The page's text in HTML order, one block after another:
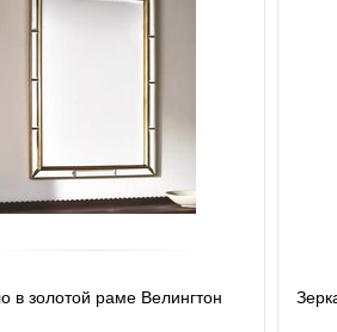
в золотой раме Велингтон